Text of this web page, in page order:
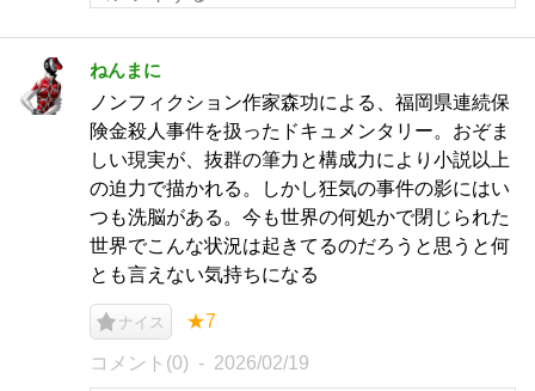
ねんまに
ノンフィクション作家森功による、福岡県連続保
険金殺人事件を扱ったドキュメンタリー。おぞま
しい現実が、抜群の筆力と構成力により小説以上
の迫力で描かれる。しかし狂気の事件の影にはい
つも洗脳がある。今も世界の何処かで閉じられた
世界でこんな状況は起きてるのだろうと思うと何
とも言えない気持ちになる
ナイス ★7
コメント(0) 2026/02/19